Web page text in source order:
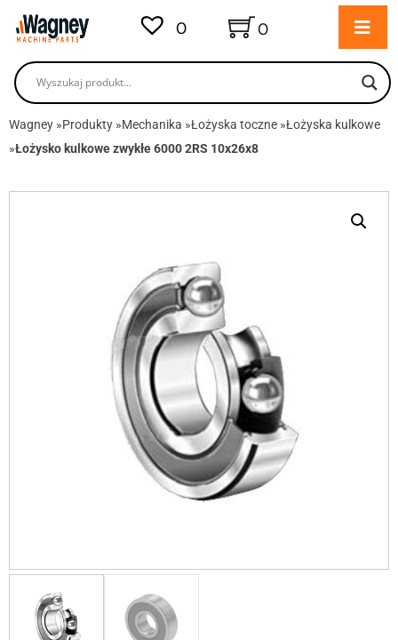
0 0
Wagney »Produkty »Mechanika »Łożyska toczne »Łożyska kulkowe
»Łożysko kulkowe zwykłe 6000 2RS 10x26x8